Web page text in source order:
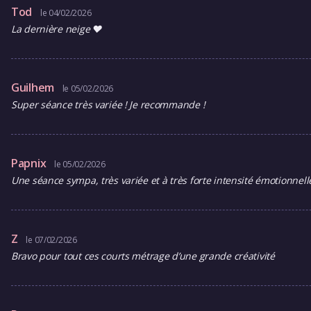
Tod le 04/02/2026
La dernière neige ❤️
Guilhem le 05/02/2026
Super séance très variée ! Je recommande !
Papnix le 05/02/2026
Une séance sympa, très variée et à très forte intensité
Z le 07/02/2026
Bravo pour tout ces courts métrage d’une grande créativité